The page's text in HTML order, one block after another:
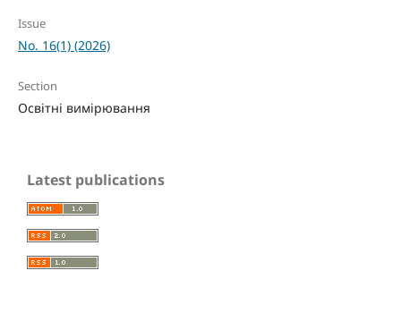
Issue
No. 16(1) (2026)
Section
Освітні вимірювання
Latest publications